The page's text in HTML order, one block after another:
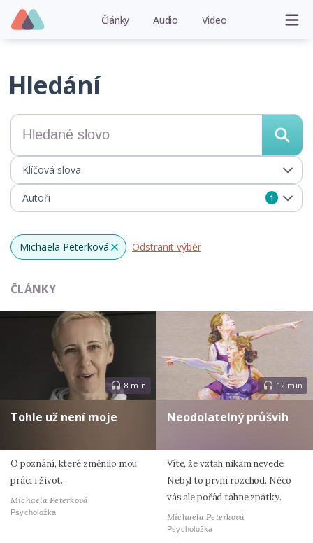
Články Audio Video
Hledání
Klíčová slova
Autoři 1
Michaela Peterková x
Odstranit výběr
ČLÁNKY
8 min
Tohle už není moje
O poznání, které změnilo mou
práci i život.
Michaela Peterková
Psycholožka
12 min
Neodolatelný průšvih
Víte, že vztah nikam nevede.
Nebyl to první rozchod. Něco
vás ale pořád táhne zpátky.
Michaela Peterková
Psycholožka